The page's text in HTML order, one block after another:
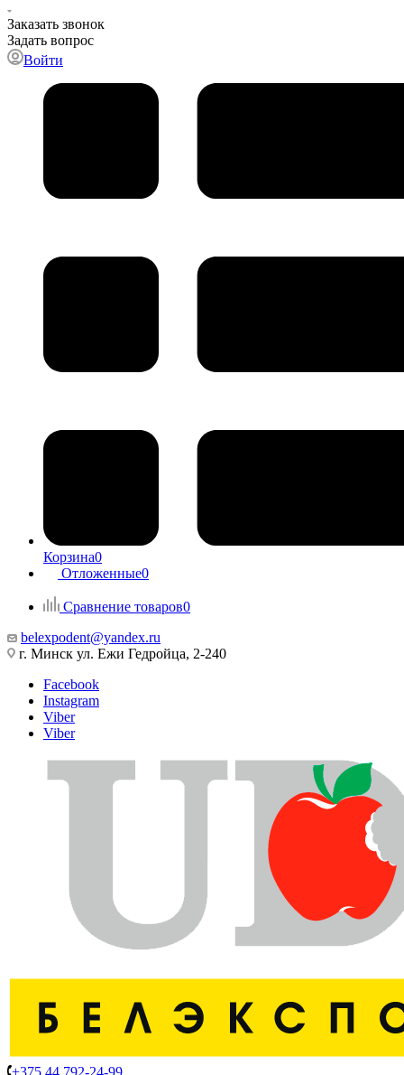
Заказать звонок
Задать вопрос
Войти
Корзина0
Отложенные0
Сравнение товаров0
belexpodent@yandex.ru
г. Минск ул. Ежи Гедройца, 2-240
Facebook
Instagram
Viber
Viber
+375 44 792-24-99